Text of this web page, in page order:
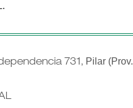
731, Pilar (Prov.